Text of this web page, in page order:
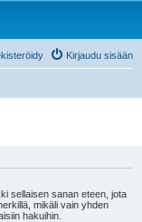
Kirjaudu sisään
sellaisen sanan eteen, jota
mikäli vain yhden
hakuihin.